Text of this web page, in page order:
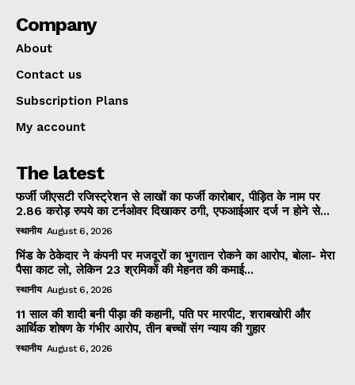
Company
About
Contact us
Subscription Plans
My account
The latest
फर्जी जीएसटी रजिस्ट्रेशन से लाखों का फर्जी कारोबार, पीड़ित के नाम पर
2.86 करोड़ रुपये का टर्नओवर दिखाकर ठगी, एफआईआर दर्ज न होने से...
स्थानीय August 6, 2026
भिंड के ठेकेदार ने कंपनी पर मजदूरों का भुगतान रोकने का आरोप, बोला- मेरा
पैसा काट लो, लेकिन 23 श्रमिकों की मेहनत की कमाई...
स्थानीय August 6, 2026
11 साल की शादी बनी पीड़ा की कहानी, पति पर मारपीट, शराबखोरी और
आर्थिक शोषण के गंभीर आरोप, तीन बच्चों संग न्याय की गुहार
स्थानीय August 6, 2026